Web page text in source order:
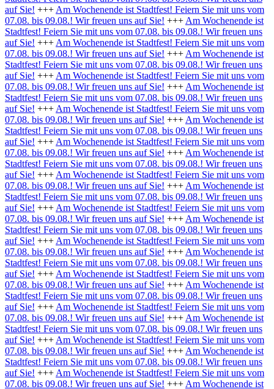
auf Sie! +++ Am Wochenende ist Stadtfest! Feiern Sie mit uns vom
07.08. bis 09.08.! Wir freuen uns auf Sie! +++ Am Wochenende ist
Stadtfest! Feiern Sie mit uns vom 07.08. bis 09.08.! Wir freuen uns
auf Sie! +++ Am Wochenende ist Stadtfest! Feiern Sie mit uns vom
07.08. bis 09.08.! Wir freuen uns auf Sie! +++ Am Wochenende ist
Stadtfest! Feiern Sie mit uns vom 07.08. bis 09.08.! Wir freuen uns
auf Sie! +++ Am Wochenende ist Stadtfest! Feiern Sie mit uns vom
07.08. bis 09.08.! Wir freuen uns auf Sie! +++ Am Wochenende ist
Stadtfest! Feiern Sie mit uns vom 07.08. bis 09.08.! Wir freuen uns
auf Sie! +++ Am Wochenende ist Stadtfest! Feiern Sie mit uns vom
07.08. bis 09.08.! Wir freuen uns auf Sie! +++ Am Wochenende ist
Stadtfest! Feiern Sie mit uns vom 07.08. bis 09.08.! Wir freuen uns
auf Sie! +++ Am Wochenende ist Stadtfest! Feiern Sie mit uns vom
07.08. bis 09.08.! Wir freuen uns auf Sie! +++ Am Wochenende ist
Stadtfest! Feiern Sie mit uns vom 07.08. bis 09.08.! Wir freuen uns
auf Sie! +++ Am Wochenende ist Stadtfest! Feiern Sie mit uns vom
07.08. bis 09.08.! Wir freuen uns auf Sie! +++ Am Wochenende ist
Stadtfest! Feiern Sie mit uns vom 07.08. bis 09.08.! Wir freuen uns
auf Sie! +++ Am Wochenende ist Stadtfest! Feiern Sie mit uns vom
07.08. bis 09.08.! Wir freuen uns auf Sie! +++ Am Wochenende ist
Stadtfest! Feiern Sie mit uns vom 07.08. bis 09.08.! Wir freuen uns
auf Sie! +++ Am Wochenende ist Stadtfest! Feiern Sie mit uns vom
07.08. bis 09.08.! Wir freuen uns auf Sie! +++ Am Wochenende ist
Stadtfest! Feiern Sie mit uns vom 07.08. bis 09.08.! Wir freuen uns
auf Sie! +++ Am Wochenende ist Stadtfest! Feiern Sie mit uns vom
07.08. bis 09.08.! Wir freuen uns auf Sie! +++ Am Wochenende ist
Stadtfest! Feiern Sie mit uns vom 07.08. bis 09.08.! Wir freuen uns
auf Sie! +++ Am Wochenende ist Stadtfest! Feiern Sie mit uns vom
07.08. bis 09.08.! Wir freuen uns auf Sie! +++ Am Wochenende ist
Stadtfest! Feiern Sie mit uns vom 07.08. bis 09.08.! Wir freuen uns
auf Sie! +++ Am Wochenende ist Stadtfest! Feiern Sie mit uns vom
07.08. bis 09.08.! Wir freuen uns auf Sie! +++ Am Wochenende ist
Stadtfest! Feiern Sie mit uns vom 07.08. bis 09.08.! Wir freuen uns
auf Sie! +++ Am Wochenende ist Stadtfest! Feiern Sie mit uns vom
07.08. bis 09.08.! Wir freuen uns auf Sie! +++ Am Wochenende ist